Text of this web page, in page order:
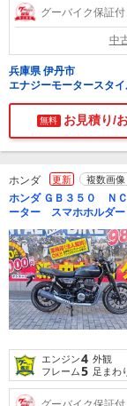
グーバイク保証
中
兵庫県 伊丹市
エナジーモータースタ
無料 お見積り/
ホンダ 更新 複数画像
ホンダ ＧＢ３５０ Ｎ
ーター スマホホルダー
エンジン4 外観
フレーム5 足まわ